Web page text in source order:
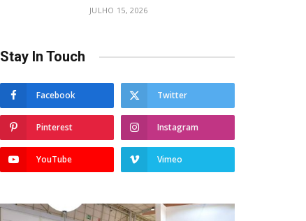
JULHO 15, 2026
Stay In Touch
Facebook Twitter
Pinterest Instagram
YouTube Vimeo